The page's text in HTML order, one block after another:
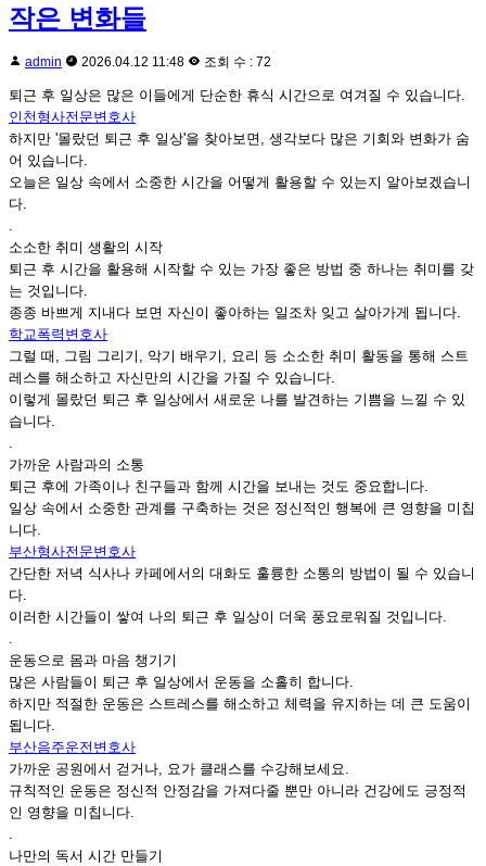
작은 변화들
admin 2026.04.12 11:48 조회 수 : 72
퇴근 후 일상은 많은 이들에게 단순한 휴식 시간으로 여겨질 수 있습니다.
인천형사전문변호사
하지만 '몰랐던 퇴근 후 일상'을 찾아보면, 생각보다 많은 기회와 변화가 숨
어 있습니다.
오늘은 일상 속에서 소중한 시간을 어떻게 활용할 수 있는지 알아보겠습니
다.
.
소소한 취미 생활의 시작
퇴근 후 시간을 활용해 시작할 수 있는 가장 좋은 방법 중 하나는 취미를 갖
는 것입니다.
종종 바쁘게 지내다 보면 자신이 좋아하는 일조차 잊고 살아가게 됩니다.
학교폭력변호사
그럴 때, 그림 그리기, 악기 배우기, 요리 등 소소한 취미 활동을 통해 스트
레스를 해소하고 자신만의 시간을 가질 수 있습니다.
이렇게 몰랐던 퇴근 후 일상에서 새로운 나를 발견하는 기쁨을 느낄 수 있
습니다.
.
가까운 사람과의 소통
퇴근 후에 가족이나 친구들과 함께 시간을 보내는 것도 중요합니다.
일상 속에서 소중한 관계를 구축하는 것은 정신적인 행복에 큰 영향을 미칩
니다.
부산형사전문변호사
간단한 저녁 식사나 카페에서의 대화도 훌륭한 소통의 방법이 될 수 있습니
다.
이러한 시간들이 쌓여 나의 퇴근 후 일상이 더욱 풍요로워질 것입니다.
.
운동으로 몸과 마음 챙기기
많은 사람들이 퇴근 후 일상에서 운동을 소홀히 합니다.
하지만 적절한 운동은 스트레스를 해소하고 체력을 유지하는 데 큰 도움이
됩니다.
부산음주운전변호사
가까운 공원에서 걷거나, 요가 클래스를 수강해보세요.
규칙적인 운동은 정신적 안정감을 가져다줄 뿐만 아니라 건강에도 긍정적
인 영향을 미칩니다.
.
나만의 독서 시간 만들기